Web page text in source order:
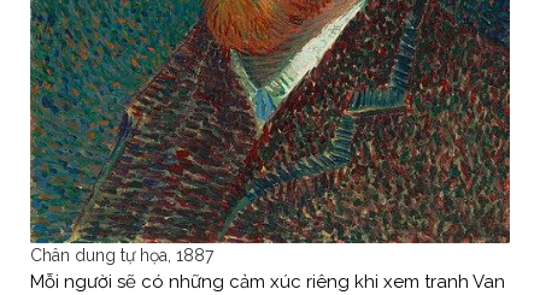
Chân dung tự họa, 1887
Mỗi người sẽ có những cảm xúc riêng khi xem tranh Van